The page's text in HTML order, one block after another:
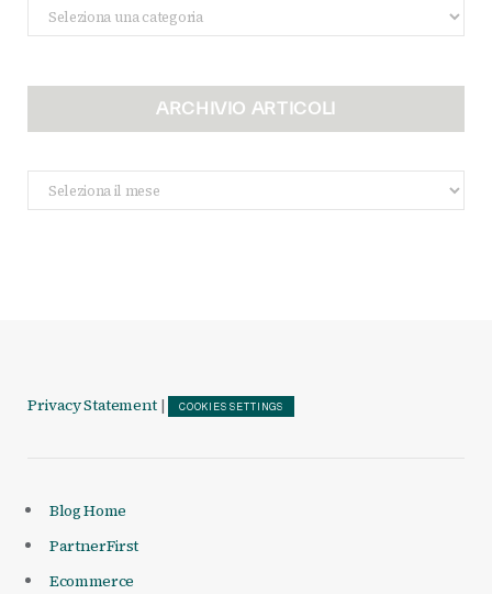
Categorie
ARCHIVIO ARTICOLI
Archivio
Articoli
Privacy Statement | COOKIES SETTINGS
Blog Home
PartnerFirst
Ecommerce